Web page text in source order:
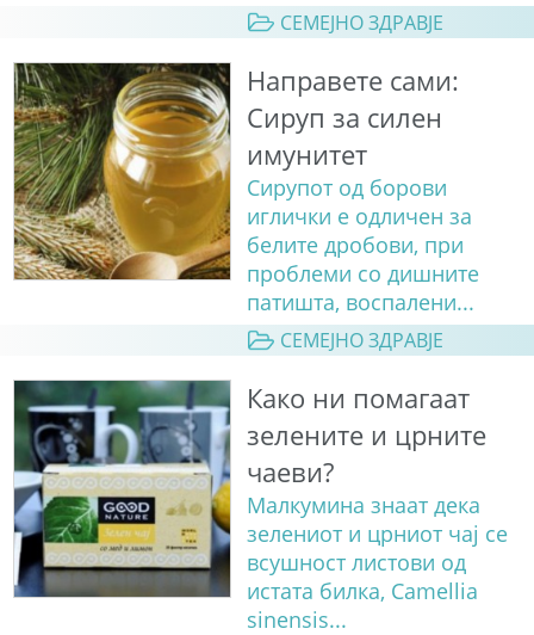
СЕМЕЈНО ЗДРАВЈЕ
Направете сами:
Сируп за силен
имунитет
Сирупот од борови
иглички е одличен за
белите дробови, при
проблеми со дишните
патишта, воспалени...
СЕМЕЈНО ЗДРАВЈЕ
Како ни помагаат
зелените и црните
чаеви?
Малкумина знаат дека
зелениот и црниот чај се
всушност листови од
истата билка, Camellia
sinensis...